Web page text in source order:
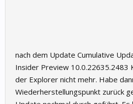
nach dem Update Cumulative
Insider Preview 10.0.22635.2483
der Explorer nicht mehr. Habe
Wiederherstellungspunkt zurück